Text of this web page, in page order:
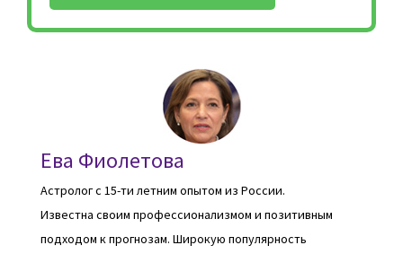
Ева Фиолетова
Астролог с 15-ти летним опытом из России.
Известна своим профессионализмом и позитивным
подходом к прогнозам. Широкую популярность